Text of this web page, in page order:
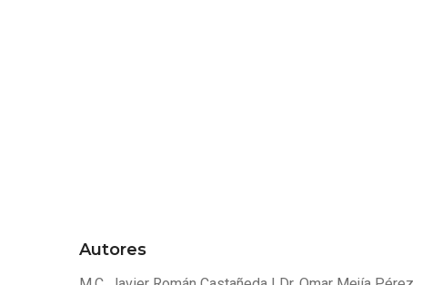
Autores